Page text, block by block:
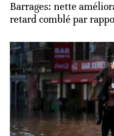
Barrages: nette
retard comblé par